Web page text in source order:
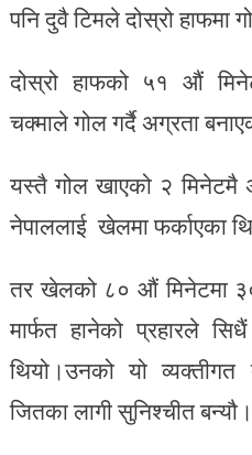
पनि दुवै टिमले दोस्रो हाफमा
दोस्रो हाफको ५१ औं
चक्माले गोल गर्दै अग्रता
यस्तै गोल खाएको २ मिनेटमै
नेपाललाई खेलमा फर्काएका
तर खेलको ८० औं मिनेटमा
मार्फत हानेको प्रहारले
थियो।उनको यो
जितका लागी सुनिश्चीत बन्यौ।